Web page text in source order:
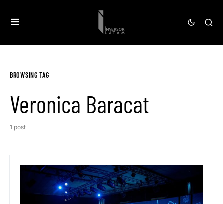
BROWSING TAG
Veronica Baracat
1 post